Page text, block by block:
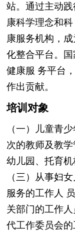
站。通过主动
康科学理念和
康服务机构，
化整合平台。
健康服务平台
作出贡献。
培训对象
（一）儿童青
次的教师及教
幼儿园、托育机
（三）从事妇
服务的工作人
关部门的工作人
代工作委员会的